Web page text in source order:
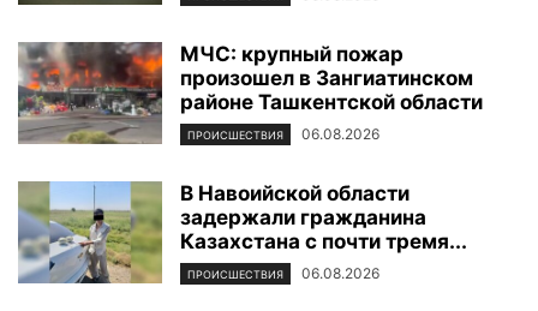
МЧС: крупный пожар
произошел в Зангиатинском
районе Ташкентской области
ПРОИСШЕСТВИЯ 06.08.2026
В Навоийской области
задержали гражданина
Казахстана с почти тремя...
ПРОИСШЕСТВИЯ 06.08.2026